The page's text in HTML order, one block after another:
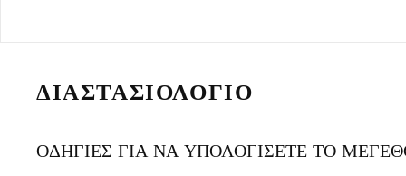
ΔΙΑΣΤΑΣΙΟΛΟΓΙΟ
ΟΔΗΓΙΕΣ ΓΙΑ ΝΑ ΥΠΟΛΟΓΙΣΕΤΕ ΤΟ